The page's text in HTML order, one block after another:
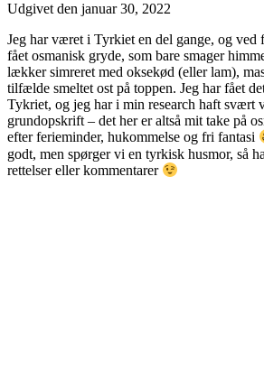
Udgivet den januar 30, 2022
Jeg har været i Tyrkiet en del gange, og ved
fået osmanisk gryde, som bare smager
lækker simreret med oksekød (eller lam),
tilfælde smeltet ost på toppen. Jeg har fået
Tykriet, og jeg har i min research haft svært
grundopskrift – det her er altså mit take på
efter ferieminder, hukommelse og fri fantasi
godt, men spørger vi en tyrkisk husmor, så
rettelser eller kommentarer